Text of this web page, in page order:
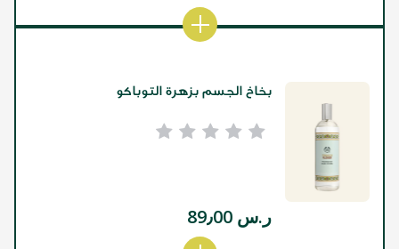
بخاخ الجسم بزهرة التوباكو
ر.س 89٫00